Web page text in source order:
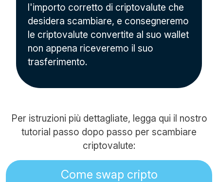
l'importo corretto di criptovalute che
desidera scambiare, e consegneremo
le criptovalute convertite al suo wallet
non appena riceveremo il suo
trasferimento.
Per istruzioni più dettagliate, legga qui il nostro
tutorial passo dopo passo per scambiare
criptovalute:
Come swap cripto